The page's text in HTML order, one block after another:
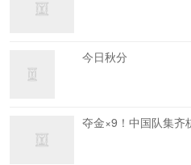
今日秋分
夺金×9！中国队集齐